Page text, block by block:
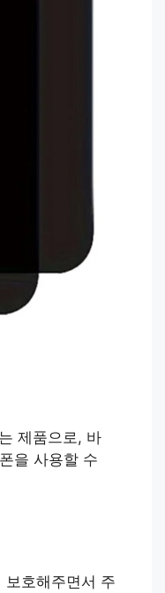
제품으로, 바
을 사용할 수
보호해주면서 주